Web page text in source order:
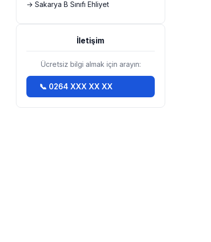
→ Sakarya B Sınıfı Ehliyet
İletişim
Ücretsiz bilgi almak için arayın:
📞 0264 XXX XX XX